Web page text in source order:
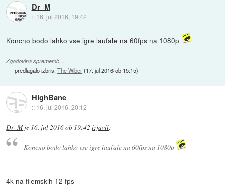
Dr_M
:: 16. jul 2016, 19:42
Koncno bodo lahko vse igre laufale na 60fps na 1080p
Zgodovina sprememb…
predlagalo izbris:The Wiber(17. jul 2016 ob 15:15)
HighBane
:: 16. jul 2016, 20:12
Dr_Mje 16. jul 2016 ob 19:42 izjavil:
Koncno bodo lahko vse igre laufale na 60fps na 1080p
4k na filemskih 12 fps